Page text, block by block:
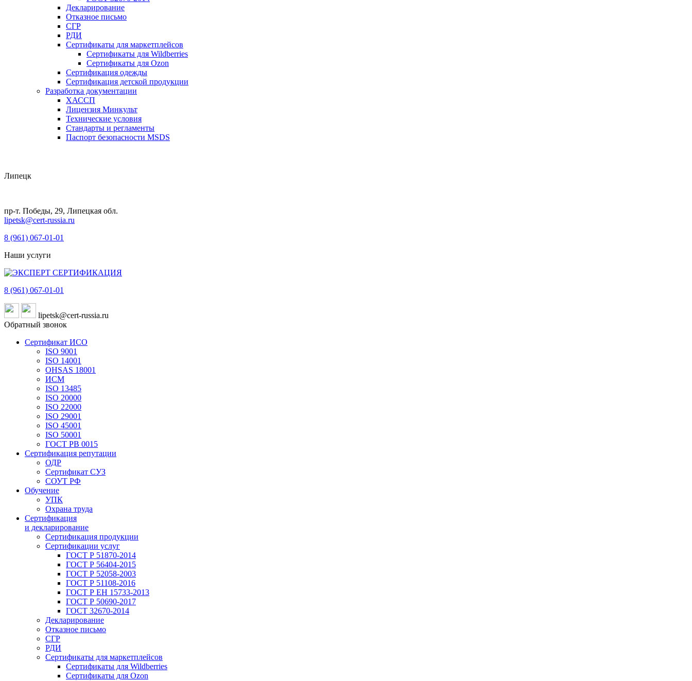
Декларирование
Отказное письмо
СГР
РДИ
Сертификаты для маркетплейсов
Сертификаты для Wildberries
Сертификаты для Ozon
Сертификация одежды
Сертификация детской продукции
Разработка документации
ХАССП
Лицензия Минкульт
Технические условия
Стандарты и регламенты
Паспорт безопасности MSDS
Липецк
пр-т. Победы, 29, Липецкая обл.
lipetsk@cert-russia.ru
8 (961) 067-01-01
Наши услуги
8 (961) 067-01-01
lipetsk@cert-russia.ru
Обратный звонок
Сертификат ИСО
ISO 9001
ISO 14001
OHSAS 18001
ИСМ
ISO 13485
ISO 20000
ISO 22000
ISO 29001
ISO 45001
ISO 50001
ГОСТ РВ 0015
Сертификация репутации
ОДР
Сертификат СУЗ
СОУТ РФ
Обучение
УПК
Охрана труда
Сертификация
и декларирование
Сертификация продукции
Сертификации услуг
ГОСТ Р 51870-2014
ГОСТ Р 56404-2015
ГОСТ Р 52058-2003
ГОСТ Р 51108-2016
ГОСТ Р ЕН 15733-2013
ГОСТ Р 50690-2017
ГОСТ 32670-2014
Декларирование
Отказное письмо
СГР
РДИ
Сертификаты для маркетплейсов
Сертификаты для Wildberries
Сертификаты для Ozon